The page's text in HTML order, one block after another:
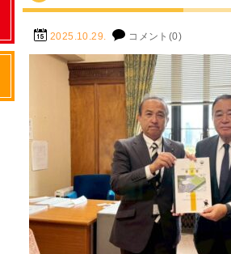
2025.10.29. コメント(0)